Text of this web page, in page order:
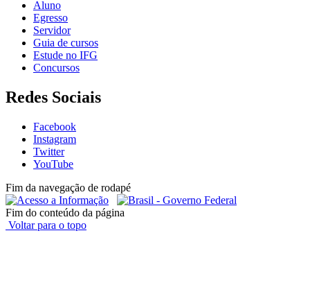
Aluno
Egresso
Servidor
Guia de cursos
Estude no IFG
Concursos
Redes Sociais
Facebook
Instagram
Twitter
YouTube
Fim da navegação de rodapé
Fim do conteúdo da página
Voltar para o topo